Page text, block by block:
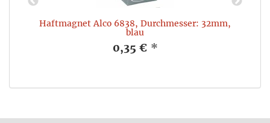
Haftmagnet Alco 6838, Durchmesser: 32mm,
blau
0,35 € *